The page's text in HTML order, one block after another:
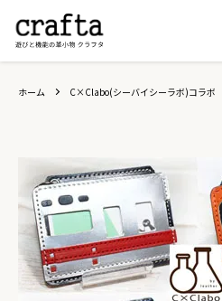
ホーム C×Clabo(シーバイシーラボ)コラボ